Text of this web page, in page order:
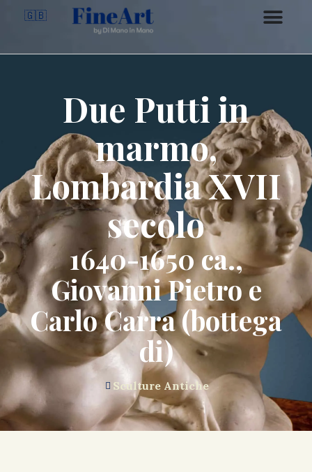
🇬🇧
Due Putti in
marmo,
Lombardia XVII
secolo
1640-1650 ca.,
Giovanni Pietro e
Carlo Carra (bottega
di)
Sculture Antiche